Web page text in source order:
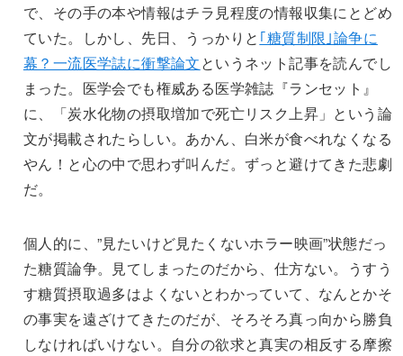
で、その手の本や情報はチラ見程度の情報収集にとどめ
ていた。しかし、先日、うっかりと ｢糖質制限｣論争に
幕？一流医学誌に衝撃論文というネット記事を読んでし
まった。医学会でも権威ある医学雑誌『ランセット』
に、「炭水化物の摂取増加で死亡リスク上昇」という論
文が掲載されたらしい。あかん、白米が食べれなくなる
やん！と心の中で思わず叫んだ。ずっと避けてきた悲劇
だ。
個人的に、”見たいけど見たくないホラー映画”状態だっ
た糖質論争。見てしまったのだから、仕方ない。うすう
す糖質摂取過多はよくないとわかっていて、なんとかそ
の事実を遠ざけてきたのだが、そろそろ真っ向から勝負
しなければいけない。自分の欲求と真実の相反する摩擦